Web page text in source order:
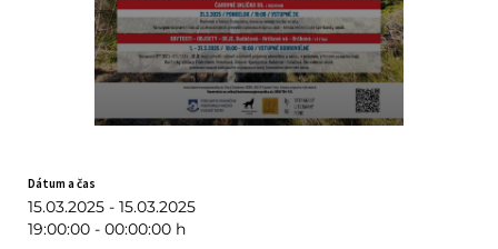
Dátum a čas
15.03.2025 - 15.03.2025
19:00:00 - 00:00:00 h